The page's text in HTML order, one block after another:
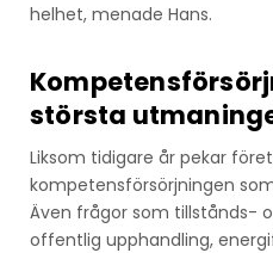
helhet, menade Hans.
största
Liksom tidigare år pekar
kompetensförsörjningen
Även frågor som tillstånds-
offentlig upphandling,